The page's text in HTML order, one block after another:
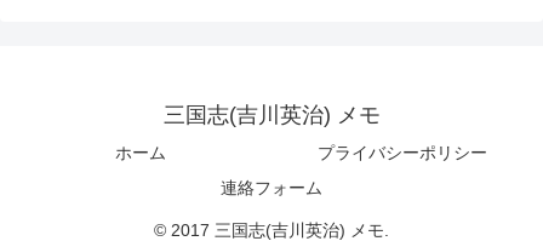
三国志(吉川英治) メモ
ホーム
プライバシーポリシー
連絡フォーム
© 2017 三国志(吉川英治) メモ.